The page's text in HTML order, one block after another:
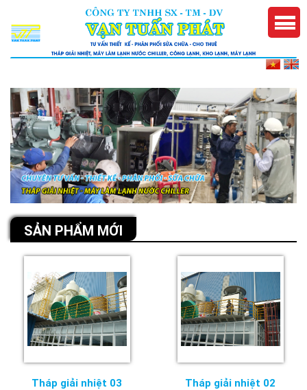
SẢN PHẨM MỚI
Tháp giải nhiệt 03 Tháp giải nhiệt 02